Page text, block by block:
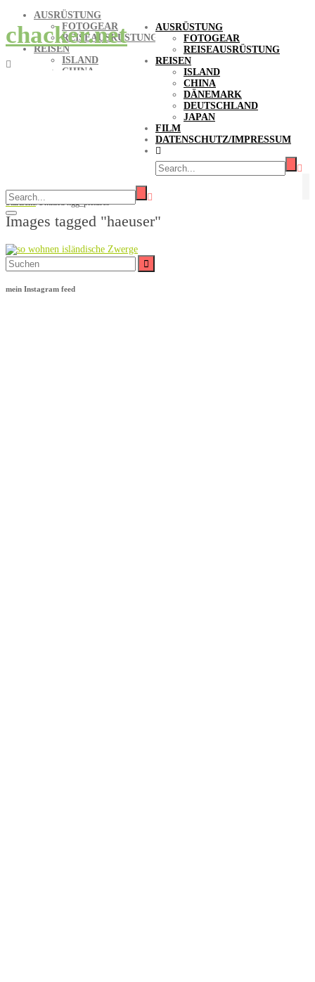
chacker.net
AUSRÜSTUNG
FOTOGEAR
REISEAUSRÜSTUNG
REISEN
ISLAND
CHINA
DÄNEMARK
DEUTSCHLAND
JAPAN
FILM
DATENSCHUTZ/IMPRESSUM
AUSRÜSTUNG
FOTOGEAR
REISEAUSRÜSTUNG
REISEN
ISLAND
CHINA
DATENSCHUTZ/IMPRESSUM
Startseite/Untitled ngg_pictures
Images tagged "haeuser"
Suche
mein Instagram feed